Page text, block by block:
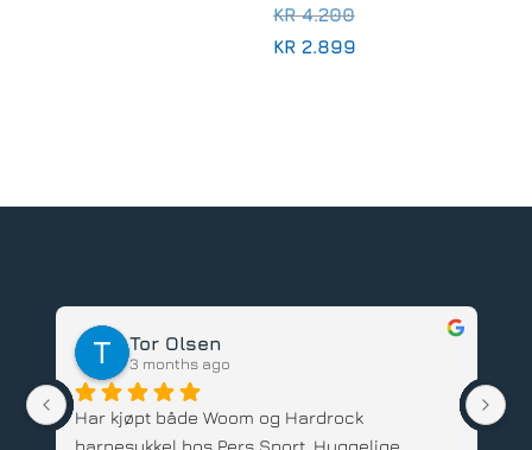
KR4.200OPPRINNELIG
PRIS
KR2.899NÅVÆRENDE
Tor Olsen
3 months ago
Har kjøpt både Woom og Hardrock
barnesykkel hos Pers Sport. Hyggelige